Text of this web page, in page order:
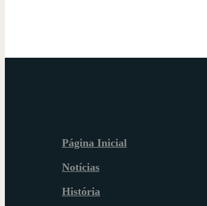
Página Inicial
Notícias
História